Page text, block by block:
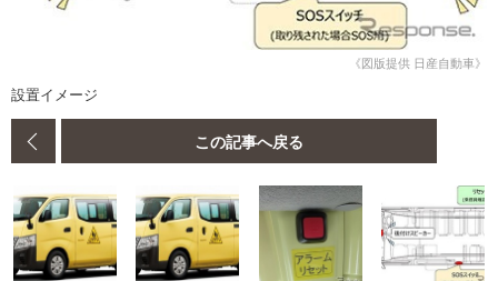
《図版提供 日産自動車》
設置イメージ
この記事へ戻る